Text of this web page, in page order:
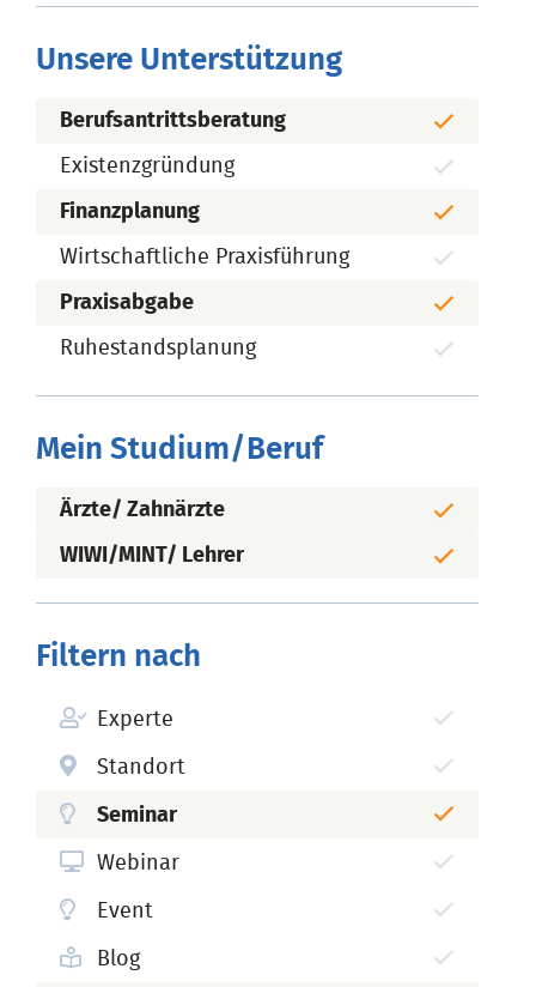
Unsere Unterstützung
Berufsantrittsberatung
Existenzgründung
Finanzplanung
Wirtschaftliche Praxisführung
Praxisabgabe
Ruhestandsplanung
Mein Studium/Beruf
Ärzte/ Zahnärzte
WIWI/MINT/ Lehrer
Filtern nach
Experte
Standort
Seminar
Webinar
Event
Blog